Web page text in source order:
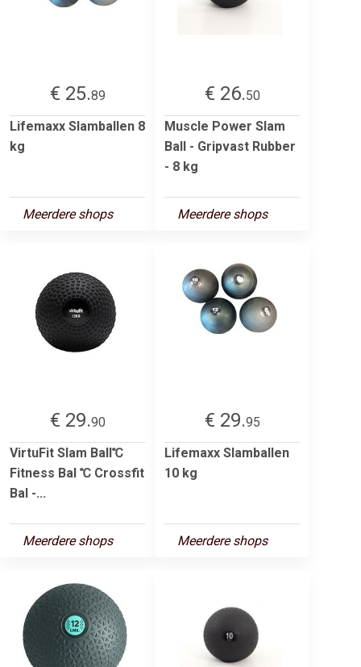
€ 25.89
Lifemaxx Slamballen 8
kg
Meerdere shops
€ 26.50
Muscle Power Slam
Ball - Gripvast Rubber
- 8 kg
Meerdere shops
€ 29.90
VirtuFit Slam Ball℃
Fitness Bal ℃ Crossfit
Bal -...
Meerdere shops
€ 29.95
Lifemaxx Slamballen
10 kg
Meerdere shops